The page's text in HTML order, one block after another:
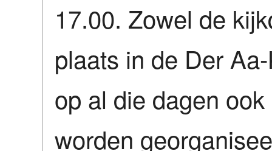
17.00. Zowel de
plaats in de Der
op al die dagen
worden